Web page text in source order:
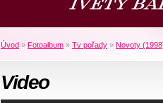
Úvod » Fotoalbum » Tv pořady » Novoty
Video